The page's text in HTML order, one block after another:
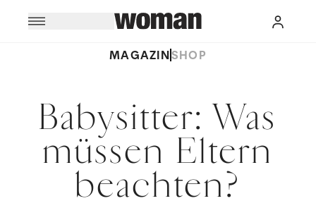
MAGAZINSHOP
Babysitter: Was
müssen Eltern
beachten?